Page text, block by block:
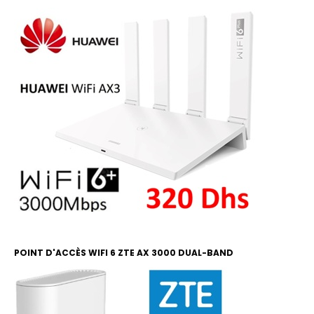
POINT D'ACCÈS WIFI 6 ZTE AX 3000 DUAL-BAND